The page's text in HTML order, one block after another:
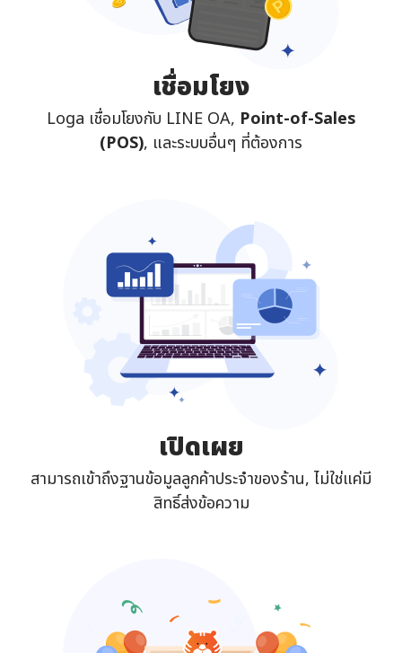
เชื่อมโยง
Loga เชื่อมโยงกับ LINE OA, Point-of-Sales
(POS), และระบบอื่นๆ ที่ต้องการ
เปิดเผย
สามารถเข้าถึงฐานข้อมูลลูกค้าประจำของร้าน, ไม่ใช่แค่มี
สิทธิ์ส่งข้อความ